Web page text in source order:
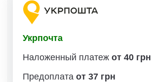
Укрпочта
Наложенный платеж от 40 грн
Предоплата от 37 грн